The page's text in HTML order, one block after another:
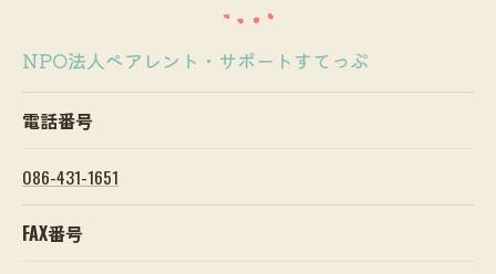
NPO法人ペアレント・サポートすてっぷ
電話番号
086-431-1651
FAX番号